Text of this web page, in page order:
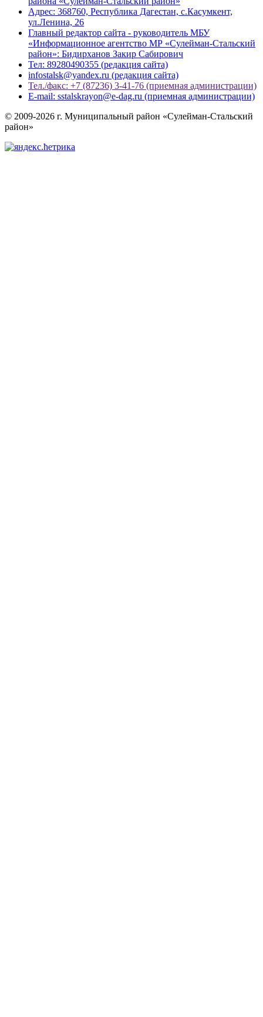
Адрес: 368760, Республика Дагестан, с.Касумкент,
ул.Ленина, 26
Главный редактор сайта - руководитель МБУ
«Информационное агентство МР «Сулейман-Стальский
район»: Бидирханов Закир Сабирович
Тел: 89280490355 (редакция сайта)
infostalsk@yandex.ru (редакция сайта)
Тел./факс: +7 (87236) 3-41-76 (приемная администрации)
E-mail: sstalskrayon@e-dag.ru (приемная администрации)
© 2009-2026 г. Муниципальный район «Сулейман-Стальский
район»